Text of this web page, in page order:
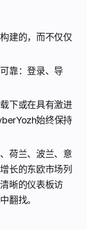
建的，而不仅仅
靠：登录、导
下或在具有激进
始终保持
荷兰、波兰、意
长的东欧市场列
晰的仪表板访
翻找。